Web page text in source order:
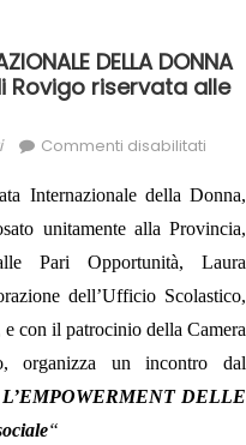
DELLA DONNA
Rovigo riservata alle
Commenti disabilitati
Internazionale della Donna,
unitamente alla Provincia,
Pari Opportunità, Laura
dell’Ufficio Scolastico,
e con il patrocinio della Camera
organizza un incontro dal
DELLE
“